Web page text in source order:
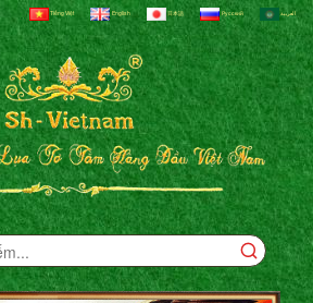
Tiếng Việt English 日本語 Русский العربية